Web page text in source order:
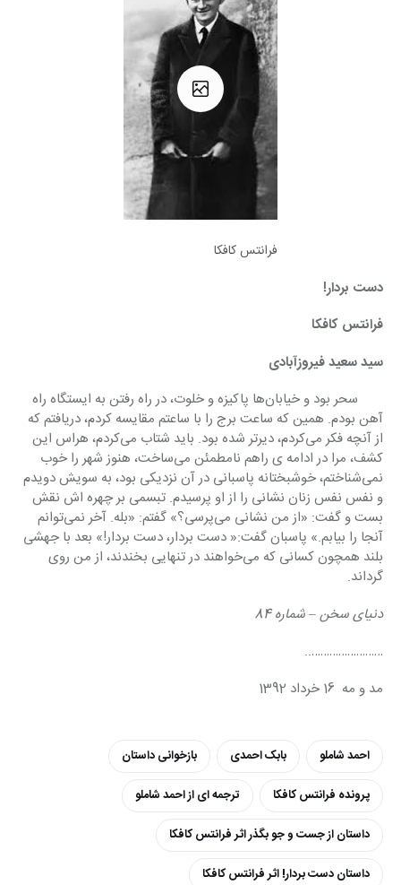
فرانتس کافکا
دست بردار!
فرانتس کافکا
سید سعید فیروزآبادی
سحر بود و خیابان‌ها پاكیزه و خلوت، در راه رفتن به ایستگاه راه
آهن بودم. همین كه ساعت برج را با ساعتم مقایسه كردم، دریافتم كه
از آنچه فكر می‌كردم، دیرتر شده بود. باید شتاب می‌كردم، هراس این
كشف، مرا در ادامه ی راهم نامطمئن می‌ساخت، هنوز شهر را خوب
نمی‌شناختم، خوشبختانه پاسبانی در آن نزدیكی بود، به سویش دویدم
و نفس نفس زنان نشانی را از او پرسیدم. تبسمی ‌بر چهره اش نقش
بست و گفت: «از من نشانی می‌پرسی؟» گفتم: «بله. آخر نمی‌توانم
آنجا را بیابم.» پاسبان گفت:« دست بردار، دست بردار!» بعد با جهشی
بلند همچون كسانی كه می‌خواهند در تنهایی بخندند، از من روی
گرداند.
دنیای سخن – شماره 84
……………………..
مد و مه  16 خرداد 1392
احمد شاملو بابک احمدی
بازخوانی داستان
پرونده فرانتس کافکا
ترجمه ای از احمد شاملو
داستان از جست و جو بگذر اثر فرانتس کافکا
داستان دست بردار! اثر فرانتس کافکا